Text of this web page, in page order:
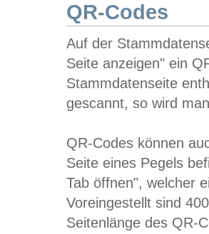
QR-Codes
Auf der
Seite anzeigen" ein
Stammdatenseite
gescannt, so wird
QR-Codes können
Seite eines Pegels
Tab öffnen", welcher
Voreingestellt sind
Seitenlänge des QR-